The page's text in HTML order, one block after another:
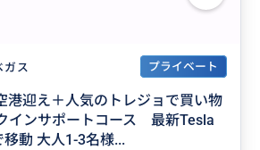
ガス プライベート
迎え＋人気のトレジョで買い物
インサポートコース 最新Tesla
動 大人1-3名様...